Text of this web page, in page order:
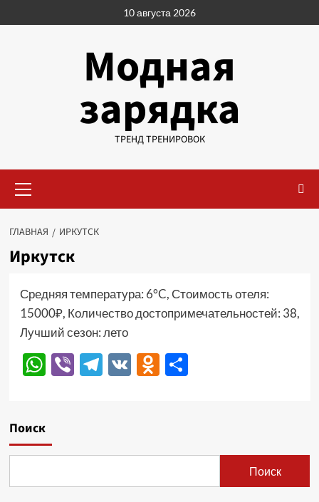
к
10 августа 2026
Модная
зарядка
ТРЕНД ТРЕНИРОВОК
меню
ГЛАВНАЯ ИРКУТСК
Иркутск
Средняя температура: 6°C, Стоимость отеля:
15000₽, Количество достопримечательностей: 38,
Лучший сезон: лето
WhatsApp
ViberTelegram
VKOdnoklassniki
Отправить
Поиск
Поиск